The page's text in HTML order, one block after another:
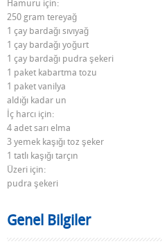
Hamuru için:
250 gram tereyağ
1 çay bardağı sıvıyağ
1 çay bardağı yoğurt
1 çay bardağı pudra şekeri
1 paket kabartma tozu
1 paket vanilya
aldığı kadar un
İç harcı için:
4 adet sarı elma
3 yemek kaşığı toz şeker
1 tatlı kaşığı tarçın
Üzeri için:
pudra şekeri
Genel Bilgiler